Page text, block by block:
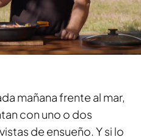
campo, hay
y casas tradicionales
para alquilar y
mañana frente al mar,
con uno o dos
de ensueño. Y si lo